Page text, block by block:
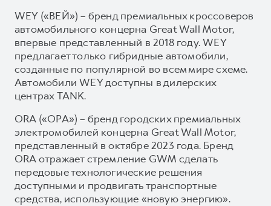
WEY («ВЕЙ») – бренд премиальных кроссоверов
автомобильного концерна Great Wall Motor,
впервые представленный в 2018 году. WEY
предлагает только гибридные автомобили,
созданные по популярной во всем мире схеме.
Автомобили WEY доступны в дилерских
центрах TANK.
ORA («ОРА») – бренд городских премиальных
электромобилей концерна Great Wall Motor,
представленный в октябре 2023 года. Бренд
ORA отражает стремление GWM сделать
передовые технологические решения
доступными и продвигать транспортные
средства, использующие «новую энергию».